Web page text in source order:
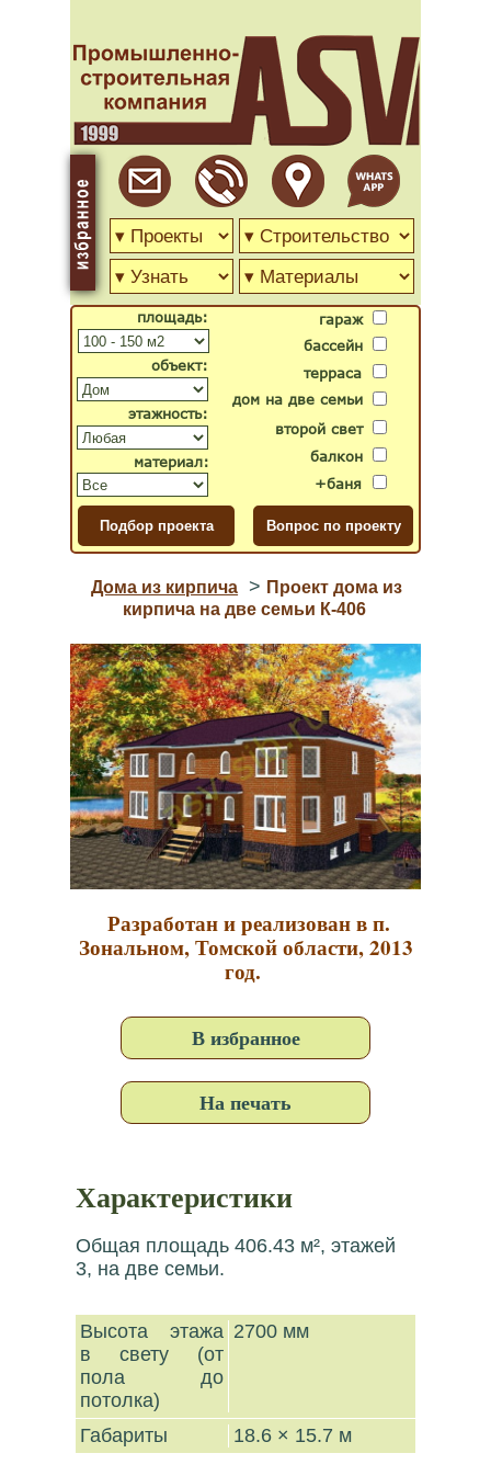
гараж
бассейн
второй свет
дом на две семьи
терраса
балкон
+баня
объект:
материал:
площадь:
этажность:
Дома из кирпича > Проект дома из
кирпича на две семьи К-406
Разработан и реализован в п.
Зональном, Томской области, 2013
год.
В избранное
На печать
Характеристики
Общая площадь 406.43 м², этажей
3, на две семьи.
Высота этажа
в свету (от
пола до
потолка)
2700 мм
Габариты 18.6 × 15.7 м